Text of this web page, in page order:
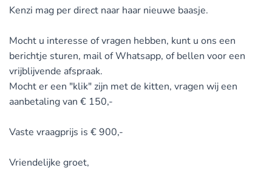
Kenzi mag per direct naar haar nieuwe baasje.
Mocht u interesse of vragen hebben, kunt u ons een
berichtje sturen, mail of Whatsapp, of bellen voor een
vrijblijvende afspraak.
Mocht er een "klik" zijn met de kitten, vragen wij een
aanbetaling van € 150,-
Vaste vraagprijs is € 900,-
Vriendelijke groet,